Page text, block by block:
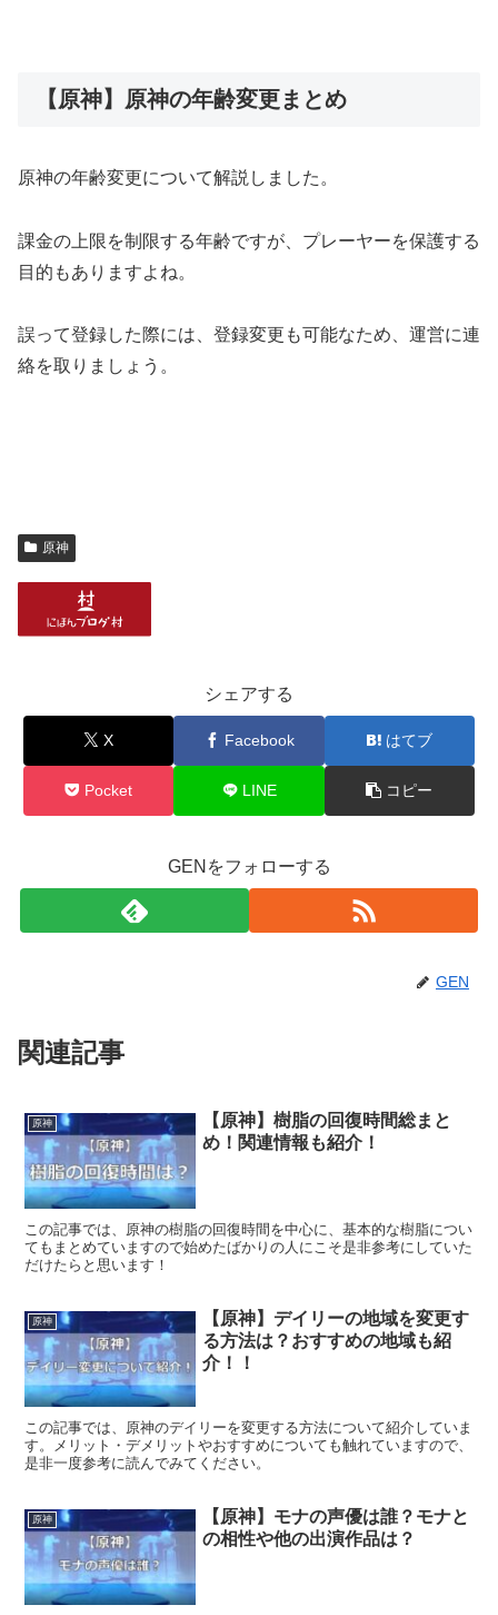
【原神】原神の年齢変更まとめ
原神の年齢変更について解説しました。
課金の上限を制限する年齢ですが、プレーヤーを保護する
目的もありますよね。
誤って登録した際には、登録変更も可能なため、運営に連
絡を取りましょう。
原神
シェアする
X Facebook はてブ
Pocket LINE コピー
GENをフォローする
GEN
関連記事
原神
【原神】樹脂の回復時間総まと
め！関連情報も紹介！
この記事では、原神の樹脂の回復時間を中心に、基本的な樹脂につい
てもまとめていますので始めたばかりの人にこそ是非参考にしていた
だけたらと思います！
原神
【原神】デイリーの地域を変更す
る方法は？おすすめの地域も紹
介！！
この記事では、原神のデイリーを変更する方法について紹介していま
す。メリット・デメリットやおすすめについても触れていますので、
是非一度参考に読んでみてください。
原神
【原神】モナの声優は誰？モナと
の相性や他の出演作品は？